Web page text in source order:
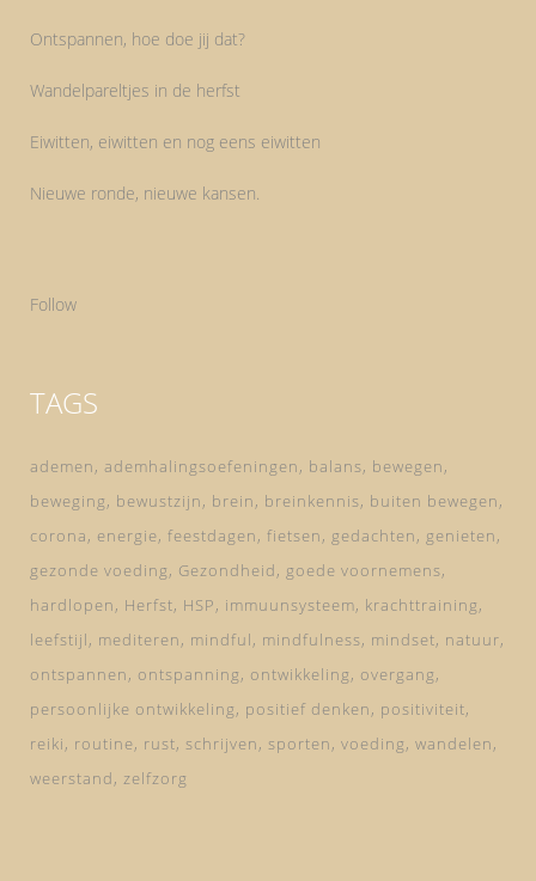
Ontspannen, hoe doe jij dat?
Wandelpareltjes in de herfst
Eiwitten, eiwitten en nog eens eiwitten
Nieuwe ronde, nieuwe kansen.
Follow
TAGS
ademen ademhalingsoefeningen balans bewegen
beweging
bewustzijn brein breinkennis buiten bewegen
corona
energie feestdagen fietsen gedachten
genieten
gezonde voeding
Gezondheid
goede voornemens
hardlopen
Herfst HSP immuunsysteem krachttraining
leefstijl
mediteren mindful mindfulness mindset natuur
ontspannen
ontspanning ontwikkeling
overgang
persoonlijke ontwikkeling
positief denken
positiviteit
reiki
routine rust schrijven sporten voeding wandelen
weerstand zelfzorg